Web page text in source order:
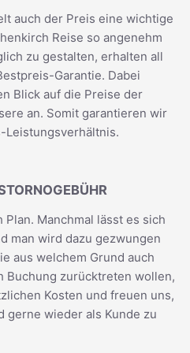
auch der Preis eine wichtige
Reise so angenehm
zu gestalten, erhalten all
Garantie. Dabei
Blick auf die Preise der
an. Somit garantieren wir
Leistungsverhältnis.
Manchmal lässt es sich
man wird dazu gezwungen
aus welchem Grund auch
Buchung zurücktreten wollen,
Kosten und freuen uns,
gerne wieder als Kunde zu